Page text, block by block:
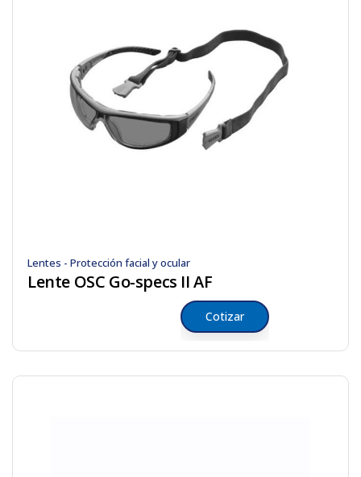
Lentes - Protección facial y ocular
Lente OSC Go-specs II AF
Cotizar